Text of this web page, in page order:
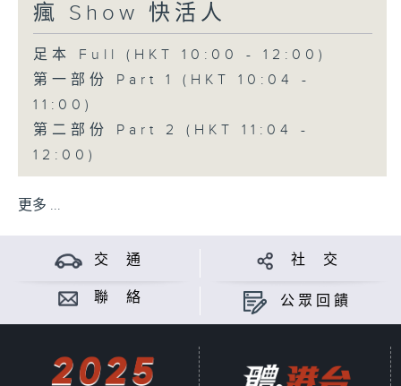
瘋 Show 快活人
足本 Full (HKT 10:00 - 12:00)
第一部份 Part 1 (HKT 10:04 -
11:00)
第二部份 Part 2 (HKT 11:04 -
12:00)
更多 ...
交 通 社 交
聯 絡 公眾回饋